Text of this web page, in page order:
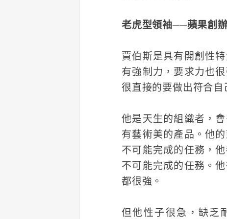
老虎型領袖──蘋果創
賈伯斯是具有開創性
有強制力，要求力也
很直接的要做出符合自
他是天生的組織者，
有藝術美的產品。他
不可能完成的任務，
不可能完成的任務。
都很強。
但他性子很急，缺乏